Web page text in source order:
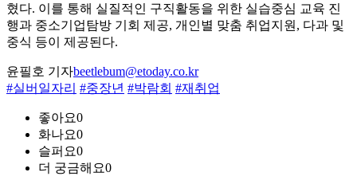
혔다. 이를 통해 실질적인 구직활동을 위한 실습중심 교육 진
행과 중소기업탐방 기회 제공, 개인별 맞춤 취업지원, 다과 및
중식 등이 제공된다.
윤필호 기자beetlebum@etoday.co.kr
#실버일자리 #중장년 #박람회 #재취업
좋아요0
화나요0
슬퍼요0
더 궁금해요0